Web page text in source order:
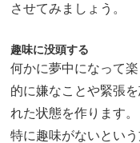
させてみましょう。
趣味に没頭する
何かに夢中になって
的に嫌なことや緊張
れた状態を作ります。
特に趣味がないとい